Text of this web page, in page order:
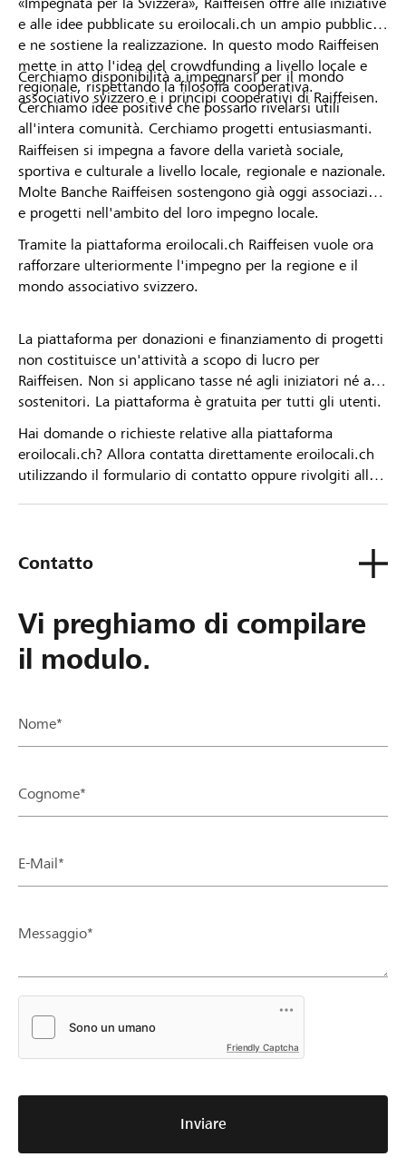
e alle idee pubblicate su eroilocali.ch un ampio pubblico
e ne sostiene la realizzazione. In questo modo Raiffeisen
mette in atto l'idea del crowdfunding a livello locale e
regionale, rispettando la filosofia cooperativa.
Cerchiamo idee positive che possano rivelarsi utili
all'intera comunità. Cerchiamo progetti entusiasmanti.
Cerchiamo disponibilità a impegnarsi per il mondo
associativo svizzero e i principi cooperativi di Raiffeisen.
Raiffeisen si impegna a favore della varietà sociale,
sportiva e culturale a livello locale, regionale e nazionale.
Molte Banche Raiffeisen sostengono già oggi associazioni
e progetti nell'ambito del loro impegno locale.
Tramite la piattaforma eroilocali.ch Raiffeisen vuole ora
rafforzare ulteriormente l'impegno per la regione e il
mondo associativo svizzero.
La piattaforma per donazioni e finanziamento di progetti
non costituisce un'attività a scopo di lucro per
Raiffeisen. Non si applicano tasse né agli iniziatori né ai
sostenitori. La piattaforma è gratuita per tutti gli utenti.
Hai domande o richieste relative alla piattaforma
eroilocali.ch? Allora contatta direttamente eroilocali.ch
utilizzando il formulario di contatto oppure rivolgiti alla
Contatto
Vi preghiamo di compilare
il modulo.
Nome*
Cognome*
E-Mail*
Messaggio*
Friendly Captcha
Inviare